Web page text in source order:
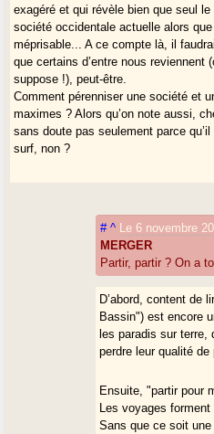
exagéré et qui révèle bien que seul
société occidentale actuelle alors
méprisable... A ce compte là, il
que certains d’entre nous reviennent
suppose !), peut-être.
Comment pérenniser une société et
maximes ? Alors qu’on note aussi,
sans doute pas seulement parce
surf, non ?
# ^ Le 6 novembre
MERGER
Partir, partir ? On a
D’abord, content de
Bassin") est encore
les paradis sur
perdre leur qualité de
Ensuite, "partir pour
Les voyages
Sans que ce soit